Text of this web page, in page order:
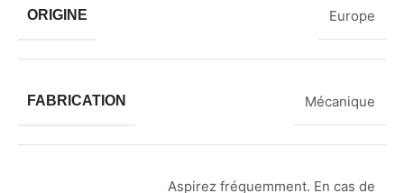
ORIGINE Europe
FABRICATION Mécanique
Aspirez fréquemment. En cas de